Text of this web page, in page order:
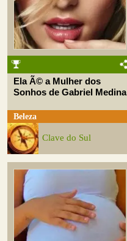
Ela Ã© a Mulher dos
Sonhos de Gabriel Medina
Beleza
Clave do Sul